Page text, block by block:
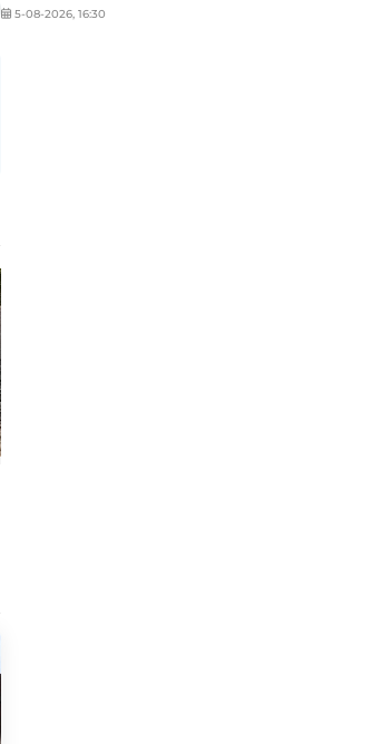
5-08-2026, 16:30